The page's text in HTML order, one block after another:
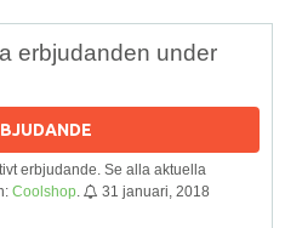
erbjudanden under
erbjudande. Se alla aktuella
Coolshop 31 januari, 2018